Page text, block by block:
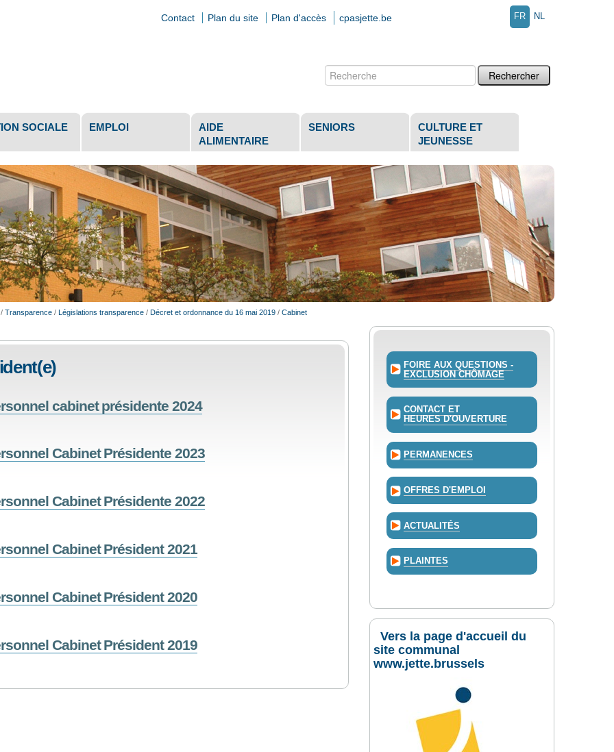
NL
FR
Contact Plan du site Plan d'accès cpasjette.be
Chercher par
SOCIALE EMPLOI
AIDE
ALIMENTAIRE
SENIORS
CULTURE ET
JEUNESSE
/ Transparence / Législations transparence / Décret et ordonnance du 16 mai 2019 / Cabinet
cabinet présidente 2024
Cabinet Présidente 2023
Cabinet Présidente 2022
Cabinet Président 2021
Cabinet Président 2020
Cabinet Président 2019
FOIRE AUX QUESTIONS -
EXCLUSION CHÔMAGE
CONTACT ET
HEURES D'OUVERTURE
PERMANENCES
OFFRES D'EMPLOI
ACTUALITÉS
PLAINTES
Vers la page d'accueil du
site communal
www.jette.brussels